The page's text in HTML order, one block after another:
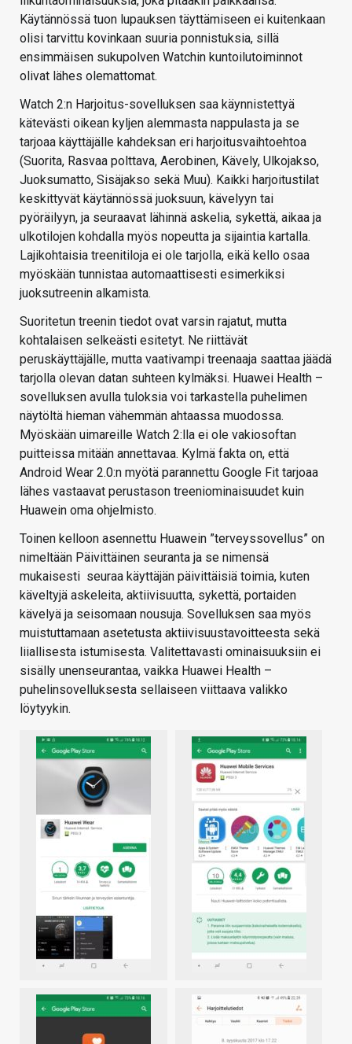
Käytännössä tuon lupauksen täyttämiseen ei kuitenkaan
olisi tarvittu kovinkaan suuria ponnistuksia, sillä
ensimmäisen sukupolven Watchin kuntoilutoiminnot
olivat lähes olemattomat.
Watch 2:n Harjoitus-sovelluksen saa käynnistettyä
kätevästi oikean kyljen alemmasta nappulasta ja se
tarjoaa käyttäjälle kahdeksan eri harjoitusvaihtoehtoa
(Suorita, Rasvaa polttava, Aerobinen, Kävely, Ulkojakso,
Juoksumatto, Sisäjakso sekä Muu). Kaikki harjoitustilat
keskittyvät käytännössä juoksuun, kävelyyn tai
pyöräilyyn, ja seuraavat lähinnä askelia, sykettä, aikaa ja
ulkotilojen kohdalla myös nopeutta ja sijaintia kartalla.
Lajikohtaisia treenitiloja ei ole tarjolla, eikä kello osaa
myöskään tunnistaa automaattisesti esimerkiksi
juoksutreenin alkamista.
Suoritetun treenin tiedot ovat varsin rajatut, mutta
kohtalaisen selkeästi esitetyt. Ne riittävät
peruskäyttäjälle, mutta vaativampi treenaaja saattaa jäädä
tarjolla olevan datan suhteen kylmäksi. Huawei Health –
sovelluksen avulla tuloksia voi tarkastella puhelimen
näytöltä hieman vähemmän ahtaassa muodossa.
Myöskään uimareille Watch 2:lla ei ole vakiosoftan
puitteissa mitään annettavaa. Kylmä fakta on, että
Android Wear 2.0:n myötä parannettu Google Fit tarjoaa
lähes vastaavat perustason treeniominaisuudet kuin
Huawein oma ohjelmisto.
Toinen kelloon asennettu Huawein ”terveyssovellus” on
nimeltään Päivittäinen seuranta ja se nimensä
mukaisesti seuraa käyttäjän päivittäisiä toimia, kuten
käveltyjä askeleita, aktiivisuutta, sykettä, portaiden
kävelyä ja seisomaan nousuja. Sovelluksen saa myös
muistuttamaan asetetusta aktiivisuustavoitteesta sekä
liiallisesta istumisesta. Valitettavasti ominaisuuksiin ei
sisälly unenseurantaa, vaikka Huawei Health –
puhelinsovelluksesta sellaiseen viittaava valikko
löytyykin.